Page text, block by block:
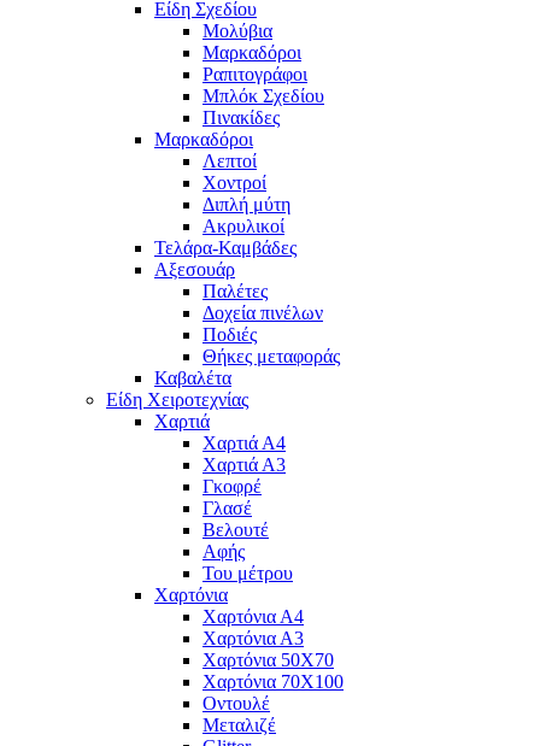
Είδη Σχεδίου
Μολύβια
Μαρκαδόροι
Ραπιτογράφοι
Μπλόκ Σχεδίου
Πινακίδες
Μαρκαδόροι
Λεπτοί
Χοντροί
Διπλή μύτη
Ακρυλικοί
Τελάρα-Καμβάδες
Αξεσουάρ
Παλέτες
Δοχεία πινέλων
Ποδιές
Θήκες μεταφοράς
Καβαλέτα
Είδη Χειροτεχνίας
Χαρτιά
Χαρτιά Α4
Χαρτιά Α3
Γκοφρέ
Γλασέ
Βελουτέ
Αφής
Του μέτρου
Χαρτόνια
Χαρτόνια Α4
Χαρτόνια Α3
Χαρτόνια 50Χ70
Χαρτόνια 70Χ100
Οντουλέ
Μεταλιζέ